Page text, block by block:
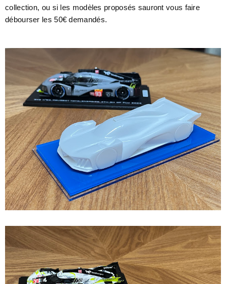
collection, ou si les modèles proposés sauront vous faire
débourser les 50€ demandés.